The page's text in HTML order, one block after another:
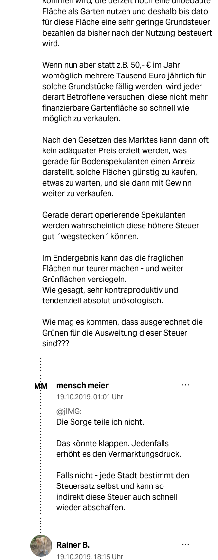
Fläche als Garten nutzen und deshalb bis dato
für diese Fläche eine sehr geringe Grundsteuer
bezahlen da bisher nach der Nutzung besteuert
wird.
Wenn nun aber statt z.B. 50,- € im Jahr
womöglich mehrere Tausend Euro jährlich für
solche Grundstücke fällig werden, wird jeder
derart Betroffene versuchen, diese nicht mehr
finanzierbare Gartenfläche so schnell wie
möglich zu verkaufen.
Nach den Gesetzen des Marktes kann dann oft
kein adäquater Preis erzielt werden, was
gerade für Bodenspekulanten einen Anreiz
darstellt, solche Flächen günstig zu kaufen,
etwas zu warten, und sie dann mit Gewinn
weiter zu verkaufen.
Gerade derart operierende Spekulanten
werden wahrscheinlich diese höhere Steuer
gut ´wegstecken´ können.
Im Endergebnis kann das die fraglichen
Flächen nur teurer machen - und weiter
Grünflächen versiegeln.
Wie gesagt, sehr kontraproduktiv und
tendenziell absolut unökologisch.
Wie mag es kommen, dass ausgerechnet die
Grünen für die Ausweitung dieser Steuer
sind???
MM mensch meier
19.10.2019, 01:01 Uhr
@jlMG:
Die Sorge teile ich nicht.
Das könnte klappen. Jedenfalls
erhöht es den Vermarktungsdruck.
Falls nicht - jede Stadt bestimmt den
Steuersatz selbst und kann so
indirekt diese Steuer auch schnell
wieder abschaffen.
Rainer B.
19.10.2019, 18:15 Uhr